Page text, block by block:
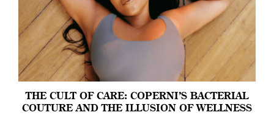
THE CULT OF CARE: COPERNI’S BACTERIAL
COUTURE AND THE ILLUSION OF WELLNESS